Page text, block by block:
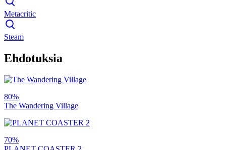
Metacritic
Steam
Ehdotuksia
80%
The Wandering Village
70%